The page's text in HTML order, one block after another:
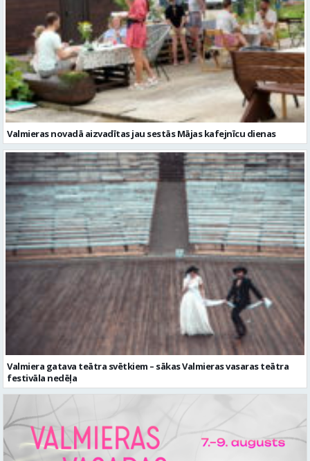
Valmieras novadā aizvadītas jau sestās Mājas kafejnīcu dienas
Valmiera gatava teātra svētkiem – sākas Valmieras vasaras teātra
festivāla nedēļa